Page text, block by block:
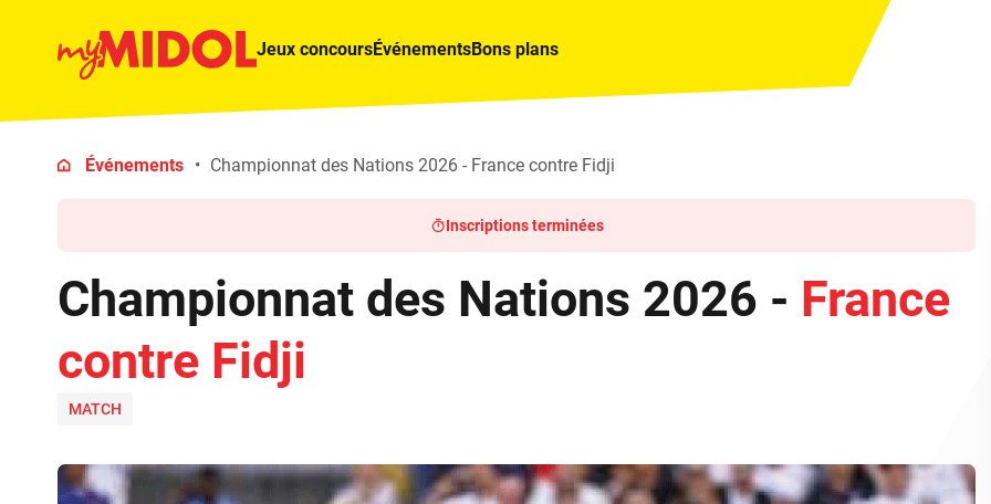
Jeux concoursÉvénementsBons plans
Événements Championnat des Nations 2026 - France contre Fidji
Inscriptions terminées
Championnat des Nations 2026 - France
contre Fidji
MATCH